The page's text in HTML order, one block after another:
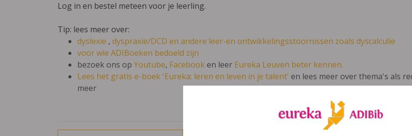
Log in en bestel meteen voor je leerling.
Tip: lees meer over:
dyslexie , dyspraxie/DCD en andere leer-en ontwikkelingsstoornissen zoals dyscalculie
voor wie ADIBoeken bedoeld zijn
bezoek ons op Youtube, Facebooken leer Eureka Leuven beter kennen.
Lees het gratis e-boek 'Eureka: leren en leven in je talent' en lees meer over thema's als
meer